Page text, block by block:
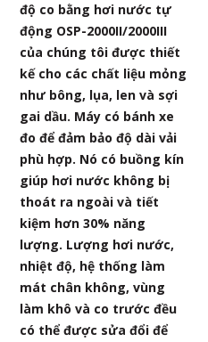
độ co bằng hơi nước tự
động OSP-2000II/2000III
của chúng tôi được thiết
kế cho các chất liệu mỏng
như bông, lụa, len và sợi
gai dầu. Máy có bánh xe
đo để đảm bảo độ dài vải
phù hợp. Nó có buồng kín
giúp hơi nước không bị
thoát ra ngoài và tiết
kiệm hơn 30% năng
lượng. Lượng hơi nước,
nhiệt độ, hệ thống làm
mát chân không, vùng
làm khô và co trước đều
có thể được sửa đổi để